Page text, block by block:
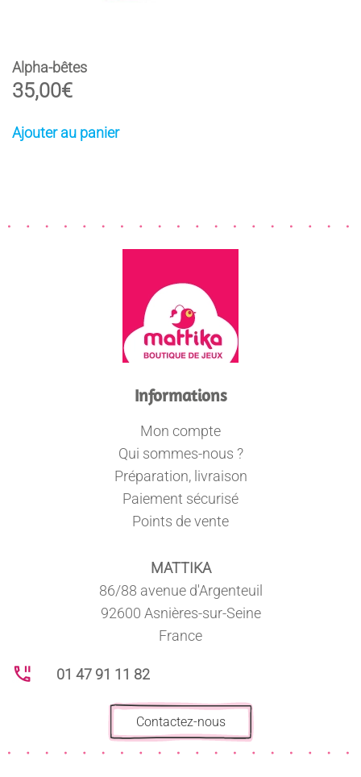
10 avis
Alpha-bêtes
35,00€
Ajouter au panier
Informations
Mon compte
Qui sommes-nous ?
Préparation, livraison
Paiement sécurisé
Points de vente
MATTIKA
86/88 avenue d'Argenteuil
92600 Asnières-sur-Seine
France
01 47 91 11 82
Contactez-nous